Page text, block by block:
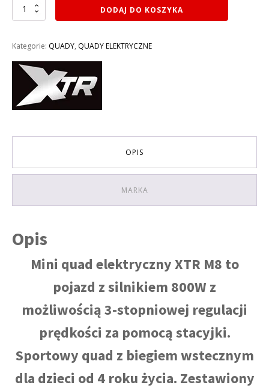
ilość
MINI
M8/6
ELEKTRYCZNY
800W
AUTOMAT
DODAJ DO KOSZYKA
Kategorie: QUADY, QUADY ELEKTRYCZNE
OPIS
MARKA
Opis
Mini quad elektryczny XTR M8 to
pojazd z silnikiem 800W z
możliwością 3-stopniowej regulacji
prędkości za pomocą stacyjki.
Sportowy quad z biegiem wstecznym
dla dzieci od 4 roku życia. Zestawiony